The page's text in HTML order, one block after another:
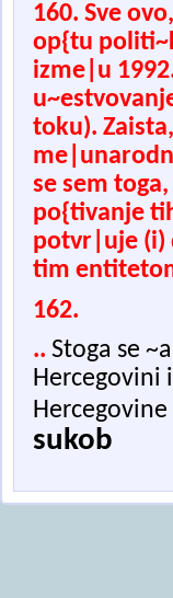
160. Sve
op{tu
izme|u
toku).
se sem
po{tivanje
potvr|uje (i)
tim
162.
.. Stoga se
Hercegovini
sukob